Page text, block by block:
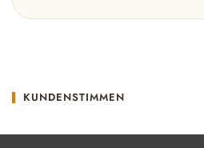
KUNDENSTIMMEN